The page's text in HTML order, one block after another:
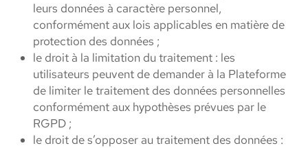
leurs données à caractère personnel,
conformément aux lois applicables en matière de
protection des données ;
le droit à la limitation du traitement : les
utilisateurs peuvent de demander à la Plateforme
de limiter le traitement des données personnelles
conformément aux hypothèses prévues par le
RGPD ;
le droit de s’opposer au traitement des données :